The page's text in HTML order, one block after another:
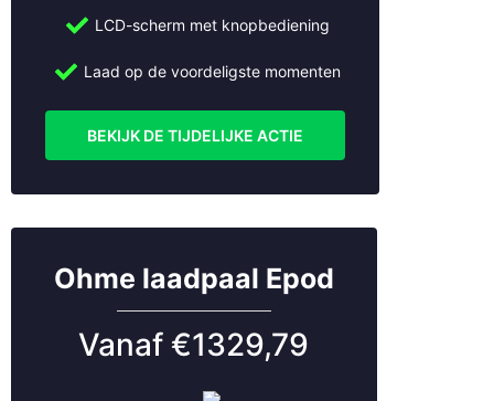
LCD-scherm met knopbediening
Laad op de voordeligste momenten
BEKIJK DE TIJDELIJKE ACTIE
Ohme laadpaal Epod
Vanaf €1329,79